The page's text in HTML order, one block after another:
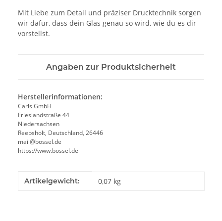
Mit Liebe zum Detail und präziser Drucktechnik sorgen
wir dafür, dass dein Glas genau so wird, wie du es dir
vorstellst.
Angaben zur Produktsicherheit
Herstellerinformationen:
Carls GmbH
Frieslandstraße 44
Niedersachsen
Reepsholt, Deutschland, 26446
mail@bossel.de
https://www.bossel.de
Produkteigenschaft
Wert
Artikelgewicht: 0,07 kg